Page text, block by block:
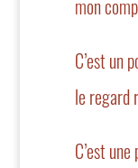
mon
C’est un
le regard
C’est